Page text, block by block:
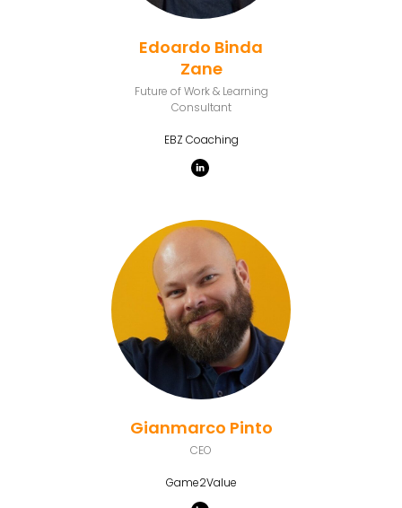
Edoardo Binda
Zane
Future of Work & Learning
Consultant
EBZ Coaching
Gianmarco Pinto
CEO
Game2Value